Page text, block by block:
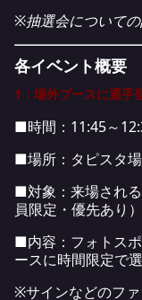
※抽選会について
各イベント概要
1：場外ブースに選手
■時間：11:45～
■場所：タピスタ
■対象：来場され
員限定・優先あり）
■内容：フォトス
ースに時間限定で
※サインなどのフ